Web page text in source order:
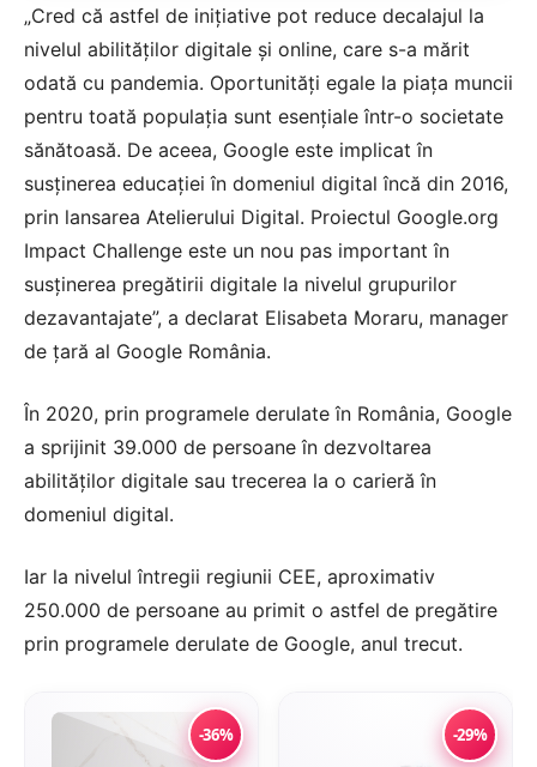
„Cred că astfel de iniţiative pot reduce decalajul la
nivelul abilităţilor digitale şi online, care s-a mărit
odată cu pandemia. Oportunităţi egale la piaţa muncii
pentru toată populaţia sunt esenţiale într-o societate
sănătoasă. De aceea, Google este implicat în
susţinerea educaţiei în domeniul digital încă din 2016,
prin lansarea Atelierului Digital. Proiectul Google.org
Impact Challenge este un nou pas important în
susţinerea pregătirii digitale la nivelul grupurilor
dezavantajate”, a declarat Elisabeta Moraru, manager
de ţară al Google România.
În 2020, prin programele derulate în România, Google
a sprijinit 39.000 de persoane în dezvoltarea
abilităţilor digitale sau trecerea la o carieră în
domeniul digital.
Iar la nivelul întregii regiunii CEE, aproximativ
250.000 de persoane au primit o astfel de pregătire
prin programele derulate de Google, anul trecut.
-36% -29%